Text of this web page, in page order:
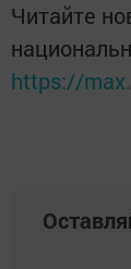
Читайте
https://